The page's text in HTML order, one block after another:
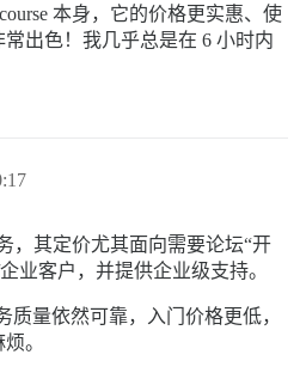
本身，它的价格更实惠、使
出色！我几乎总是在 6 小时内
，其定价尤其面向需要论坛“开
业客户，并提供企业级支持。
质量依然可靠，入门价格更低，
。